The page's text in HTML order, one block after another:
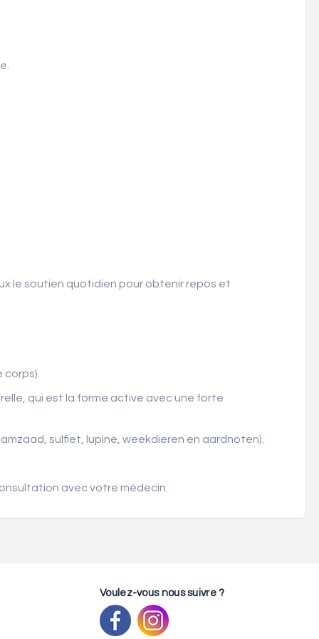
le soutien quotidien pour obtenir repos et
qui est la forme active avec une forte
sulfiet, lupine, weekdieren en aardnoten).
avec votre médecin.
Voulez-vous nous suivre ?